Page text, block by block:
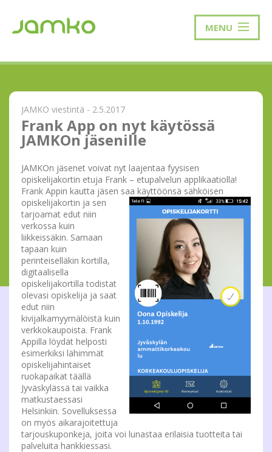
MENU
JAMKO viestintä - 2.5.2017
Frank App on nyt käytössä
JAMKOn jäsenille
JAMKOn jäsenet voivat nyt laajentaa fyysisen
opiskelijakortin etuja Frank – etupalvelun applikaatiolla!
Frank Appin kautta jäsen saa käyttöönsä sähköisen
opiskelijakortin ja sen
tarjoamat edut niin
verkossa kuin
liikkeissäkin. Samaan
tapaan kuin
perinteiselläkin kortilla,
digitaalisella
opiskelijakortilla todistat
olevasi opiskelija ja saat
edut niin
kivijalkamyymälöistä kuin
verkkokaupoista. Frank
Appilla löydät helposti
esimerkiksi lähimmät
opiskelijahintaiset
ruokapaikat täällä
Jyväskylässä tai vaikka
matkustaessasi
Helsinkiin. Sovelluksessa
on myös aikarajoitettuja
tarjouskuponkeja, joita voi lunastaa erilaisia tuotteita tai
palveluita hankkiessasi.